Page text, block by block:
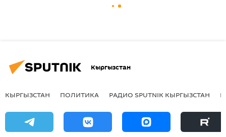
Кыргызстан
КЫРГЫЗСТАН ПОЛИТИКА РАДИО SPUTNIK КЫРГЫЗСТАН